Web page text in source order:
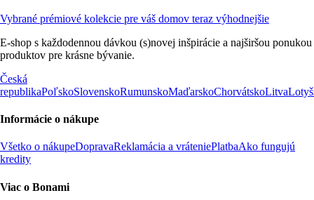
Vybrané prémiové kolekcie pre váš domov teraz výhodnejšie
E-shop s každodennou dávkou (s)novej inšpirácie a najširšou ponukou
produktov pre krásne bývanie.
Česká
republikaPoľskoSlovenskoRumunskoMaďarskoChorvátskoLitva
Informácie o nákupe
Všetko o nákupeDopravaReklamácia a vráteniePlatbaAko fungujú
kredity
Viac o Bonami